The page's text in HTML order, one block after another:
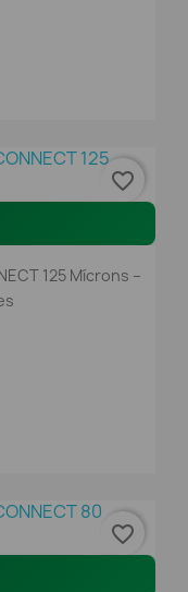
125 Mícrons –
favorite_border
favorite_border